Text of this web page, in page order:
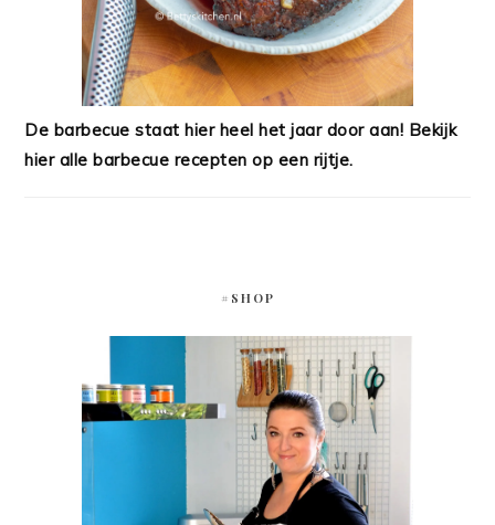
De barbecue staat hier heel het jaar door aan! Bekijk
hier alle barbecue recepten op een rijtje.
#SHOP